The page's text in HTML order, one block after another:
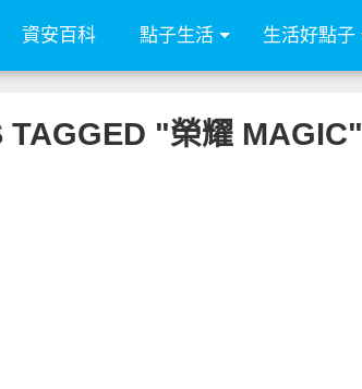
資安百科 點子生活 生活好點子
TAGGED "榮耀 MAGIC"